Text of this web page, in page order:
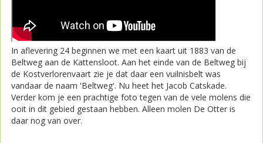
In aflevering 24 beginnen we met een kaart uit 1883 van de
Beltweg aan de Kattensloot. Aan het einde van de Beltweg bij
de Kostverlorenvaart zie je dat daar een vuilnisbelt was
vandaar de naam 'Beltweg'. Nu heet het Jacob Catskade.
Verder kom je een prachtige foto tegen van de vele molens die
ooit in dit gebied gestaan hebben. Alleen molen De Otter is
daar nog van over.